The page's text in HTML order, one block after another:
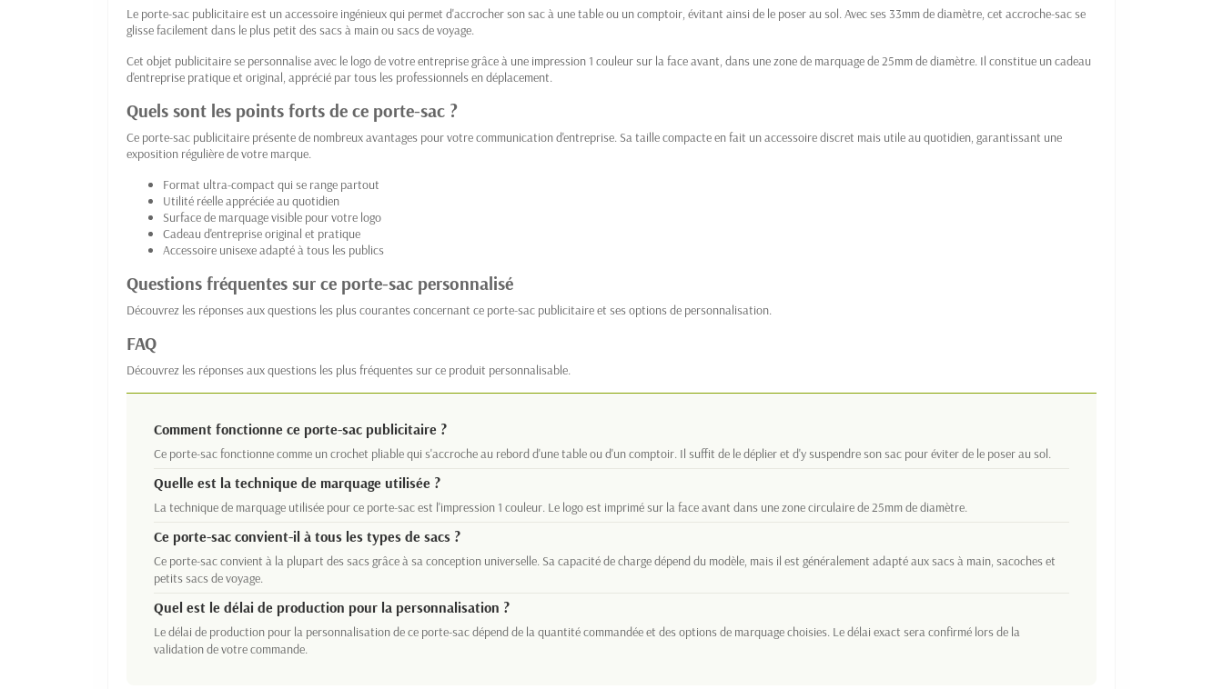
Le porte-sac publicitaire est un accessoire ingénieux qui permet d'accrocher son sac à une table ou un comptoir, évitant ainsi de le poser au sol. Avec ses 33mm de diamètre, cet accroche-sac se
glisse facilement dans le plus petit des sacs à main ou sacs de voyage.
Cet objet publicitaire se personnalise avec le logo de votre entreprise grâce à une impression 1 couleur sur la face avant, dans une zone de marquage de 25mm de diamètre. Il constitue un cadeau
d'entreprise pratique et original, apprécié par tous les professionnels en déplacement.
Quels sont les points forts de ce porte-sac ?
Ce porte-sac publicitaire présente de nombreux avantages pour votre communication d'entreprise. Sa taille compacte en fait un accessoire discret mais utile au quotidien, garantissant une
exposition régulière de votre marque.
Format ultra-compact qui se range partout
Utilité réelle appréciée au quotidien
Surface de marquage visible pour votre logo
Cadeau d'entreprise original et pratique
Accessoire unisexe adapté à tous les publics
Questions fréquentes sur ce porte-sac personnalisé
Découvrez les réponses aux questions les plus courantes concernant ce porte-sac publicitaire et ses options de personnalisation.
FAQ
Découvrez les réponses aux questions les plus fréquentes sur ce produit personnalisable.
Comment fonctionne ce porte-sac publicitaire ?
Ce porte-sac fonctionne comme un crochet pliable qui s'accroche au rebord d'une table ou d'un comptoir. Il suffit de le déplier et d'y suspendre son sac pour éviter de le poser au sol.
Quelle est la technique de marquage utilisée ?
La technique de marquage utilisée pour ce porte-sac est l'impression 1 couleur. Le logo est imprimé sur la face avant dans une zone circulaire de 25mm de diamètre.
Ce porte-sac convient-il à tous les types de sacs ?
Ce porte-sac convient à la plupart des sacs grâce à sa conception universelle. Sa capacité de charge dépend du modèle, mais il est généralement adapté aux sacs à main, sacoches et
petits sacs de voyage.
Quel est le délai de production pour la personnalisation ?
Le délai de production pour la personnalisation de ce porte-sac dépend de la quantité commandée et des options de marquage choisies. Le délai exact sera confirmé lors de la
validation de votre commande.